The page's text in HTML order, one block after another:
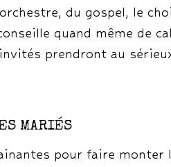
du gospel, le
quand même de
prendront au
MARIÉS
pour faire monter